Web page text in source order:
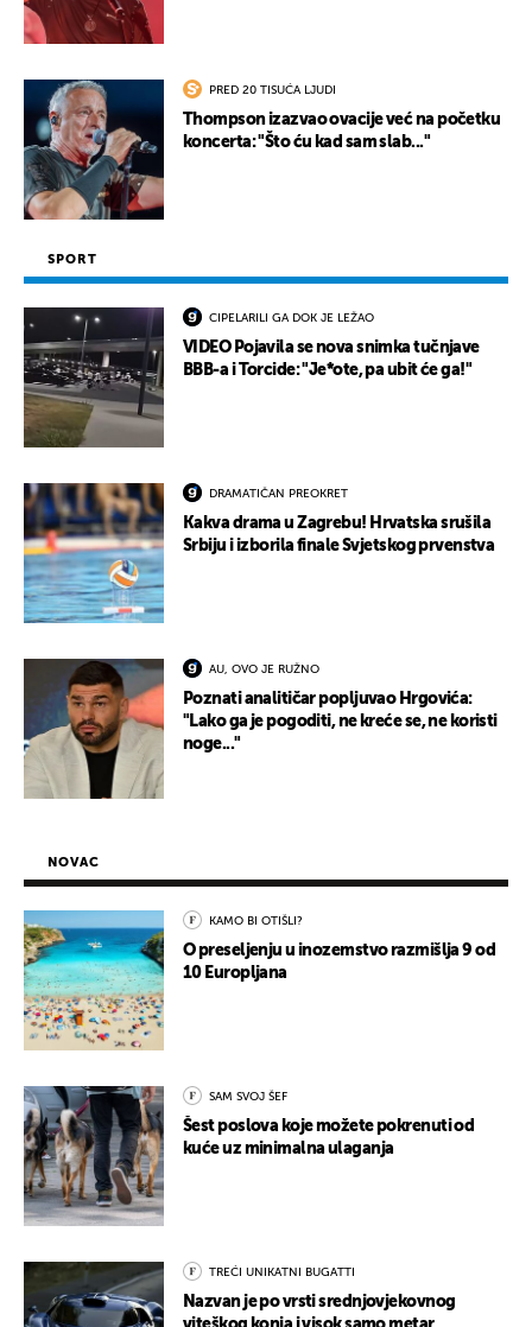
PRED 20 TISUĆA LJUDI
Thompson izazvao ovacije već na početku
koncerta: "Što ću kad sam slab..."
SPORT
CIPELARILI GA DOK JE LEŽAO
VIDEO Pojavila se nova snimka tučnjave
BBB-a i Torcide: "Je*ote, pa ubit će ga!"
DRAMATIČAN PREOKRET
Kakva drama u Zagrebu! Hrvatska srušila
Srbiju i izborila finale Svjetskog prvenstva
AU, OVO JE RUŽNO
Poznati analitičar popljuvao Hrgovića:
"Lako ga je pogoditi, ne kreće se, ne koristi
noge..."
NOVAC
KAMO BI OTIŠLI?
O preseljenju u inozemstvo razmišlja 9 od
10 Europljana
SAM SVOJ ŠEF
Šest poslova koje možete pokrenuti od
kuće uz minimalna ulaganja
TREĆI UNIKATNI BUGATTI
Nazvan je po vrsti srednjovjekovnog